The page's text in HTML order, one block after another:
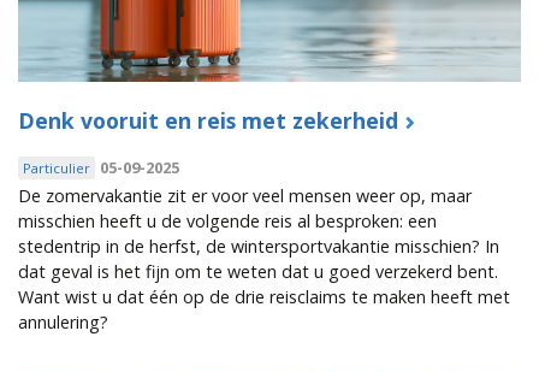
Denk vooruit en reis met zekerheid
Particulier 05-09-2025
De zomervakantie zit er voor veel mensen weer op, maar
misschien heeft u de volgende reis al besproken: een
stedentrip in de herfst, de wintersportvakantie misschien? In
dat geval is het fijn om te weten dat u goed verzekerd bent.
Want wist u dat één op de drie reisclaims te maken heeft met
annulering?